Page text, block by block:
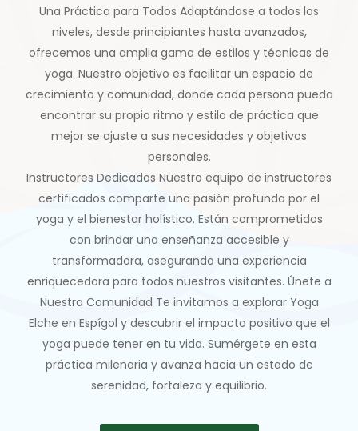
Una Práctica para Todos Adaptándose a todos los
niveles, desde principiantes hasta avanzados,
ofrecemos una amplia gama de estilos y técnicas de
yoga. Nuestro objetivo es facilitar un espacio de
crecimiento y comunidad, donde cada persona pueda
encontrar su propio ritmo y estilo de práctica que
mejor se ajuste a sus necesidades y objetivos
personales.
Instructores Dedicados Nuestro equipo de instructores
certificados comparte una pasión profunda por el
yoga y el bienestar holístico. Están comprometidos
con brindar una enseñanza accesible y
transformadora, asegurando una experiencia
enriquecedora para todos nuestros visitantes. Únete a
Nuestra Comunidad Te invitamos a explorar Yoga
Elche en Espígol y descubrir el impacto positivo que el
yoga puede tener en tu vida. Sumérgete en esta
práctica milenaria y avanza hacia un estado de
serenidad, fortaleza y equilibrio.